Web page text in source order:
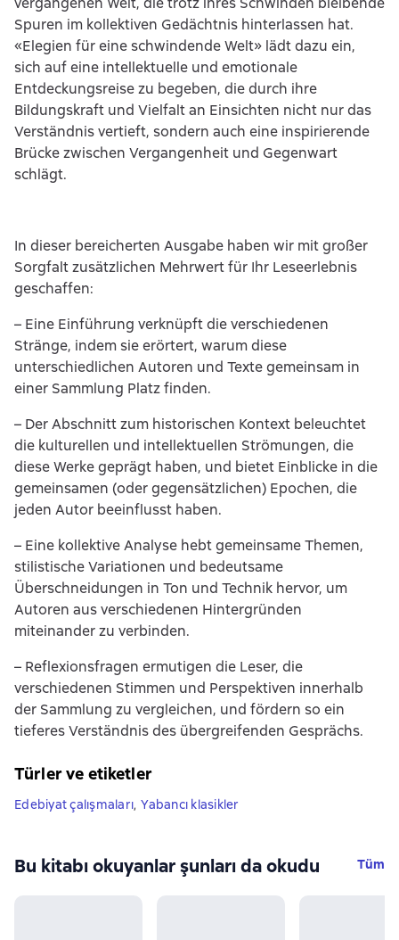
Spuren im kollektiven Gedächtnis hinterlassen hat.
«Elegien für eine schwindende Welt» lädt dazu ein,
sich auf eine intellektuelle und emotionale
Entdeckungsreise zu begeben, die durch ihre
Bildungskraft und Vielfalt an Einsichten nicht nur das
Verständnis vertieft, sondern auch eine inspirierende
Brücke zwischen Vergangenheit und Gegenwart
schlägt.
In dieser bereicherten Ausgabe haben wir mit großer
Sorgfalt zusätzlichen Mehrwert für Ihr Leseerlebnis
geschaffen:
– Eine Einführung verknüpft die verschiedenen
Stränge, indem sie erörtert, warum diese
unterschiedlichen Autoren und Texte gemeinsam in
einer Sammlung Platz finden.
– Der Abschnitt zum historischen Kontext beleuchtet
die kulturellen und intellektuellen Strömungen, die
diese Werke geprägt haben, und bietet Einblicke in die
gemeinsamen (oder gegensätzlichen) Epochen, die
jeden Autor beeinflusst haben.
– Eine kollektive Analyse hebt gemeinsame Themen,
stilistische Variationen und bedeutsame
Überschneidungen in Ton und Technik hervor, um
Autoren aus verschiedenen Hintergründen
miteinander zu verbinden.
– Reflexionsfragen ermutigen die Leser, die
verschiedenen Stimmen und Perspektiven innerhalb
der Sammlung zu vergleichen, und fördern so ein
tieferes Verständnis des übergreifenden Gesprächs.
Türler ve etiketler
Edebiyat çalışmaları, Yabancı klasikler
Bu kitabı okuyanlar şunları da okudu Tüm